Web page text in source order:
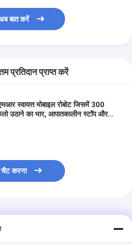
बात करें
प्रतिदान प्राप्त करें
स्वायत्त मोबाइल रोबोट जिसमें 300
उठाने का भार, आपातकालीन स्टॉप और
चैट करना